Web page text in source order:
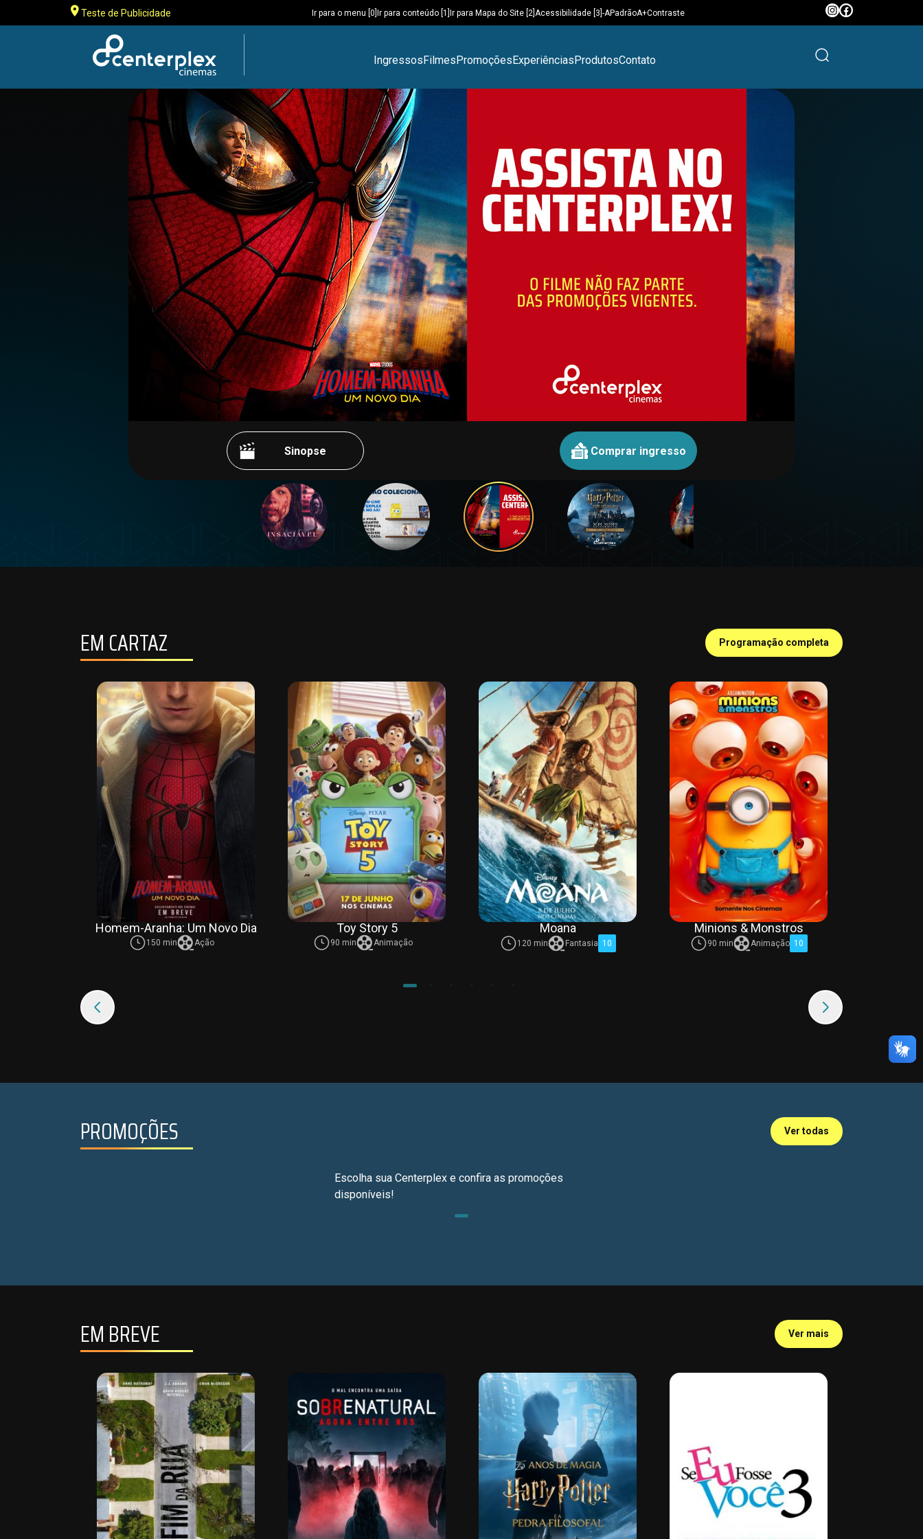
Teste de Publicidade Ir para o menu [0] Ir para conteúdo [1] Ir para Mapa do Site [2] Acessibilidade [3] -APadrãoA+Contraste
IngressosFilmesPromoçõesExperiênciasProdutosContato
EM CARTAZ Programação completa
Homem-Aranha: Um Novo Dia
150 min Ação
Toy Story 5
90 min Animação
Moana
120 min Fantasia 10
Minions & Monstros
90 min Animação 10
PROMOÇÕES Ver todas
Escolha sua Centerplex e confira as promoções
disponíveis!
EM BREVE Ver mais